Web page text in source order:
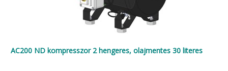
AC200 ND kompresszor 2 hengeres, olajmentes 30 literes